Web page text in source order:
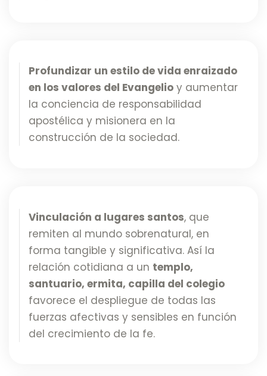
Profundizar un estilo de vida enraizado
en los valores del Evangelioy aumentar
la conciencia de responsabilidad
apostélica y misionera en la
construcción de la sociedad.
Vinculación a lugares santos, que
remiten al mundo sobrenatural, en
forma tangible y significativa. Así la
relación cotidiana a un templo,
santuario, ermita, capilla del colegio
favorece el despliegue de todas las
fuerzas afectivas y sensibles en función
del crecimiento de la fe.